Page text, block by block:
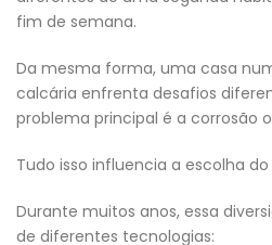
fim de semana.
Da mesma forma, uma casa
calcária enfrenta desafios
problema principal é a corrosão
Tudo isso influencia a escolha
Durante muitos anos, essa
de diferentes tecnologias: